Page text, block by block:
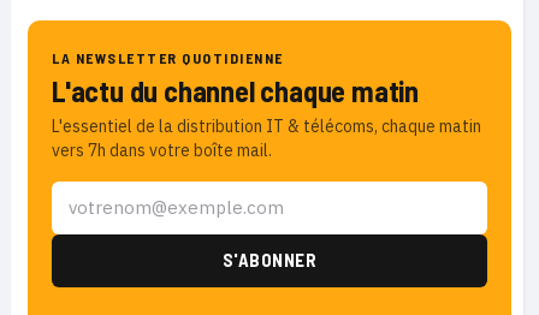
LA NEWSLETTER QUOTIDIENNE
L'actu du channel chaque matin
L'essentiel de la distribution IT & télécoms, chaque matin
vers 7h dans votre boîte mail.